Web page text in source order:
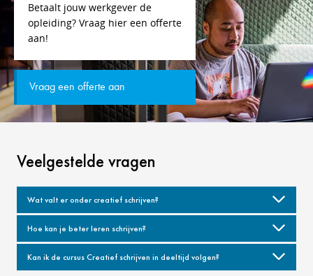
Betaalt jouw werkgever de
opleiding? Vraag hier een offerte
aan!
Vraag een offerte aan
Veelgestelde vragen
Wat valt er onder creatief schrijven?
Hoe kan je beter leren schrijven?
Kan ik de cursus Creatief schrijven in deeltijd volgen?